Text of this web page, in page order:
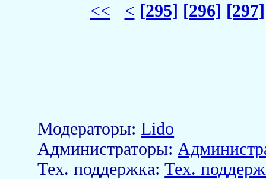
<< < [295] [296] [297]
Модераторы:Lido
Aдминистраторы:
Тех. поддержка:Тех.